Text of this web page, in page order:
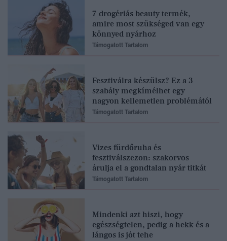
7 drogériás beauty termék,
amire most szükséged van egy
könnyed nyárhoz
Támogatott Tartalom
Fesztiválra készülsz? Ez a 3
szabály megkímélhet egy
nagyon kellemetlen problémától
Támogatott Tartalom
Vizes fürdőruha és
fesztiválszezon: szakorvos
árulja el a gondtalan nyár titkát
Támogatott Tartalom
Mindenki azt hiszi, hogy
egészségtelen, pedig a hekk és a
lángos is jót tehe